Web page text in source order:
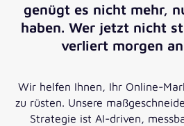
genügt es nicht mehr,
haben. Wer jetzt nicht
verliert morgen an
Wir helfen Ihnen, Ihr Online-
zu rüsten. Unsere
Strategie ist AI-driven,